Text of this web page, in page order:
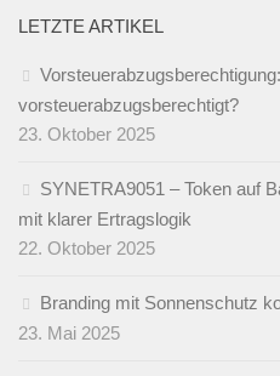
LETZTE ARTIKEL
vorsteuerabzugsberechtigt?
23. Oktober 2025
SYNETRA9051 – Token auf
mit klarer Ertragslogik
22. Oktober 2025
Branding mit Sonnenschutz
23. Mai 2025